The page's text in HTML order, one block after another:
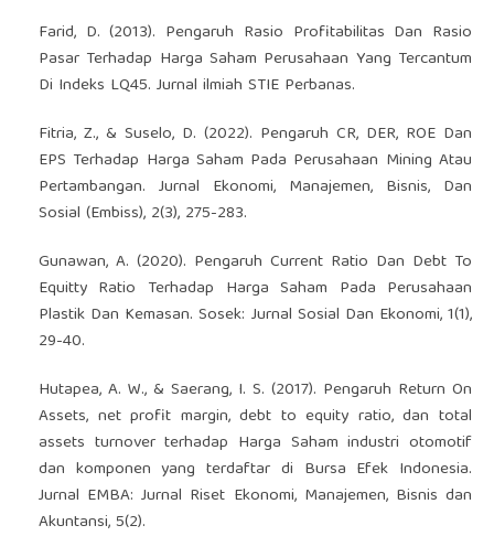
Farid, D. (2013). Pengaruh Rasio Profitabilitas Dan Rasio
Pasar Terhadap Harga Saham Perusahaan Yang Tercantum
Di Indeks LQ45. Jurnal ilmiah STIE Perbanas.
Fitria, Z., & Suselo, D. (2022). Pengaruh CR, DER, ROE Dan
EPS Terhadap Harga Saham Pada Perusahaan Mining Atau
Pertambangan. Jurnal Ekonomi, Manajemen, Bisnis, Dan
Sosial (Embiss), 2(3), 275-283.
Gunawan, A. (2020). Pengaruh Current Ratio Dan Debt To
Equitty Ratio Terhadap Harga Saham Pada Perusahaan
Plastik Dan Kemasan. Sosek: Jurnal Sosial Dan Ekonomi, 1(1),
29-40.
Hutapea, A. W., & Saerang, I. S. (2017). Pengaruh Return On
Assets, net profit margin, debt to equity ratio, dan total
assets turnover terhadap Harga Saham industri otomotif
dan komponen yang terdaftar di Bursa Efek Indonesia.
Jurnal EMBA: Jurnal Riset Ekonomi, Manajemen, Bisnis dan
Akuntansi, 5(2).